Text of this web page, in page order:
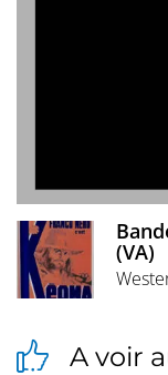
(VA)
A voir